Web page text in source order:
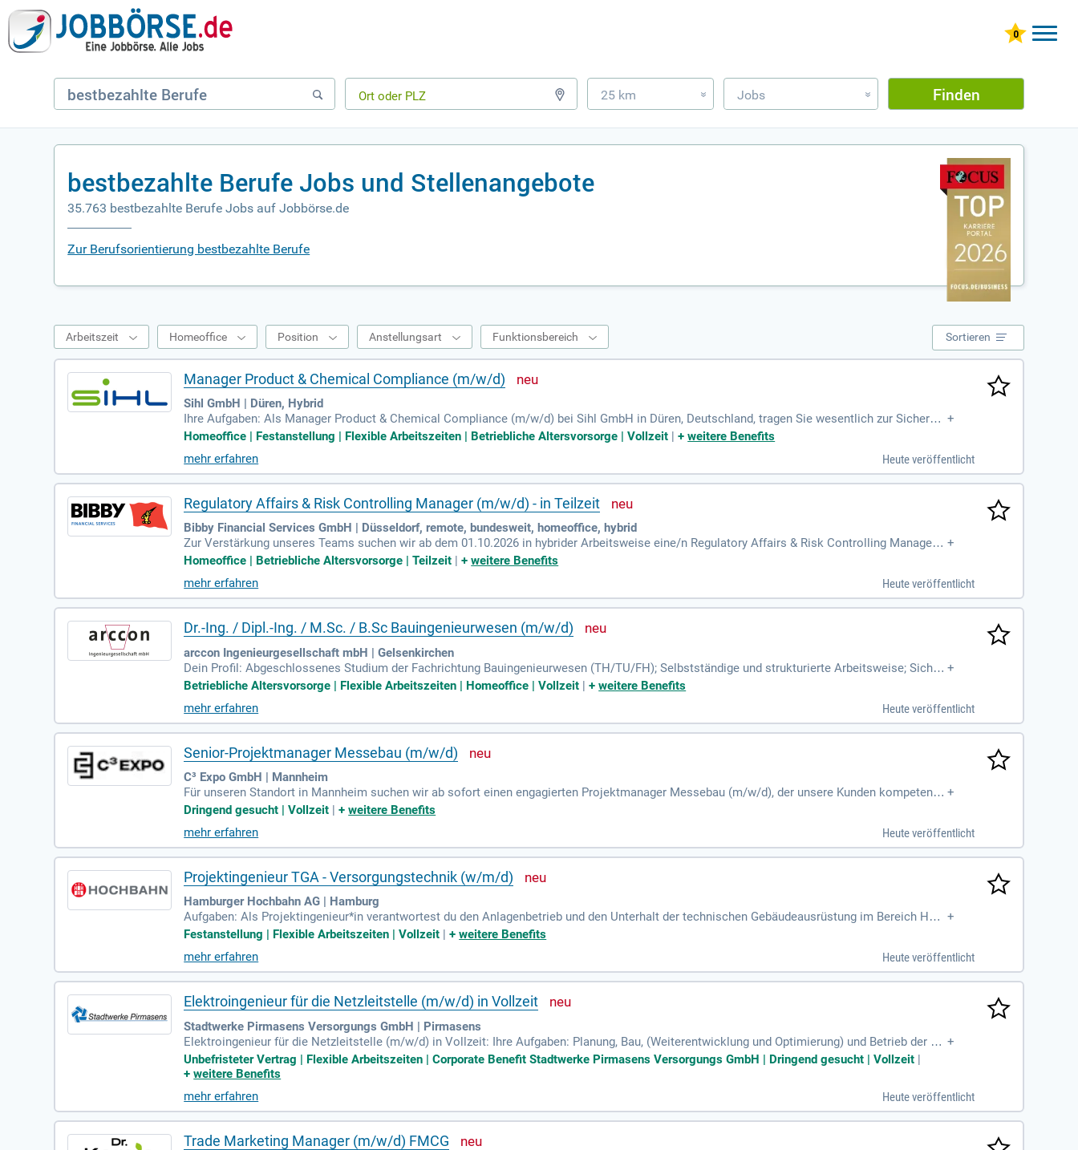
25 km » Jobs » Finden
bestbezahlte Berufe Jobs und Stellenangebote
35.763 bestbezahlte Berufe Jobs auf Jobbörse.de
Zur Berufsorientierung bestbezahlte Berufe
Arbeitszeit Homeoffice Position Anstellungsart Funktionsbereich Sortieren
Manager Product & Chemical Compliance (m/w/d)
Sihl GmbH | Düren, Hybrid
Ihre Aufgaben: Als Manager Product & Chemical Compliance (m/w/d) bei Sihl GmbH in Düren, Deutschland, tragen Sie wesentlich zur Sicherste
llung der chemischen und rechtlichen Konformität unserer Produkte in internationalen Märkten bei und gestalten mit
+
Homeoffice | Festanstellung | Flexible Arbeitszeiten | Betriebliche Altersvorsorge | Vollzeit |+weitere Benefits
mehr erfahren
Heute veröffentlicht
Regulatory Affairs & Risk Controlling Manager (m/w/d) - in Teilzeit
Bibby Financial Services GmbH | Düsseldorf, remote, bundesweit, homeoffice, hybrid
Zur Verstärkung unseres Teams suchen wir ab dem 01.10.2026 in hybrider Arbeitsweise eine/n Regulatory Affairs & Risk Controlling Manager
(m/w/d); in Teilzeit: Deine Aufgaben; worauf es wirklich ankommt.
+
Homeoffice | Betriebliche Altersvorsorge | Teilzeit |+weitere Benefits
mehr erfahren
Heute veröffentlicht
Dr.-Ing. / Dipl.-Ing. / M.Sc. / B.Sc Bauingenieurwesen (m/w/d)
arccon Ingenieurgesellschaft mbH | Gelsenkirchen
Dein Profil: Abgeschlossenes Studium der Fachrichtung Bauingenieurwesen (TH/TU/FH); Selbstständige und strukturierte Arbeitsweise; Sicher
es Auftreten und Freude am Umgang mit Kunden; Teamfähigkeit und Organisationstalent; Gute EDV-Kenntnisse; Sehr gute
+
Betriebliche Altersvorsorge | Flexible Arbeitszeiten | Homeoffice | Vollzeit |+weitere Benefits
mehr erfahren
Heute veröffentlicht
Senior-Projektmanager Messebau (m/w/d)
C³ Expo GmbH | Mannheim
Für unseren Standort in Mannheim suchen wir ab sofort einen engagierten Projektmanager Messebau (m/w/d), der unsere Kunden kompetent b
etreut und Projekte von der ersten Idee bis zur erfolgreichen Umsetzung verantwortet.
+
Dringend gesucht | Vollzeit |+weitere Benefits
mehr erfahren
Heute veröffentlicht
Projektingenieur TGA - Versorgungstechnik (w/m/d)
Hamburger Hochbahn AG | Hamburg
Aufgaben: Als Projektingenieur*in verantwortest du den Anlagenbetrieb und den Unterhalt der technischen Gebäudeausrüstung im Bereich Heiz
ungs-, Klima-, Lüftungs- und Sanitärtechnik (HKLS).
+
Festanstellung | Flexible Arbeitszeiten | Vollzeit |+weitere Benefits
mehr erfahren
Heute veröffentlicht
Elektroingenieur für die Netzleitstelle (m/w/d) in Vollzeit
Stadtwerke Pirmasens Versorgungs GmbH | Pirmasens
Elektroingenieur für die Netzleitstelle (m/w/d) in Vollzeit: Ihre Aufgaben: Planung, Bau, (Weiterentwicklung und Optimierung) und Betrieb der Ne
tzleitstelle, der Fernwirktechnik und der Kommunikationstechnik; Fortführung und Weiterentwicklung des Informationssicherheits-Management
systems
+
Unbefristeter Vertrag | Flexible Arbeitszeiten | Corporate Benefit Stadtwerke Pirmasens Versorgungs GmbH | Dringend gesucht | Vollzeit |
+weitere Benefits
mehr erfahren
Heute veröffentlicht
Trade Marketing Manager (m/w/d) FMCG